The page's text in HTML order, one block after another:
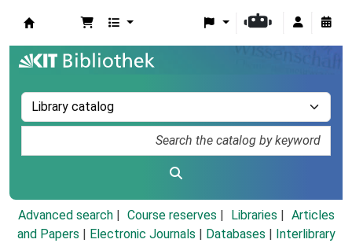
Advanced search Course reserves Libraries
Articles
and Papers
Electronic Journals Databases
Interlibrary